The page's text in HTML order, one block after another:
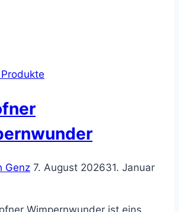
Genz 7. August 202631. Januar